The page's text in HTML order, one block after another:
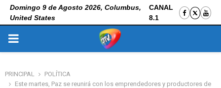
Domingo 9 de Agosto 2026, Columbus,
United States
CANAL
8.1
PRIMARY
PRINCIPAL
POLÍTICA
Este martes, Paz se reunirá con los emprendedores y productores de